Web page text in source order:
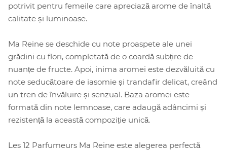
potrivit pentru femeile care apreciază arome de înaltă
calitate și luminoase.
Ma Reine se deschide cu note proaspete ale unei
grădini cu flori, completată de o coardă subțire de
nuanțe de fructe. Apoi, inima aromei este dezvăluită cu
note seducătoare de iasomie și trandafir delicat, creând
un tren de învăluire și senzual. Baza aromei este
formată din note lemnoase, care adaugă adâncimi și
rezistență la această compoziție unică.
Les 12 Parfumeurs Ma Reine este alegerea perfectă